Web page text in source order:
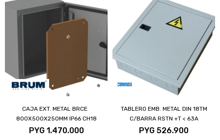
CAJA EXT. METAL BRCE
800X500X250MM IP66 CH18
PYG 1.470.000
TABLERO EMB. METAL DIN 18TM
C/BARRA RSTN +T < 63A
PYG 526.900